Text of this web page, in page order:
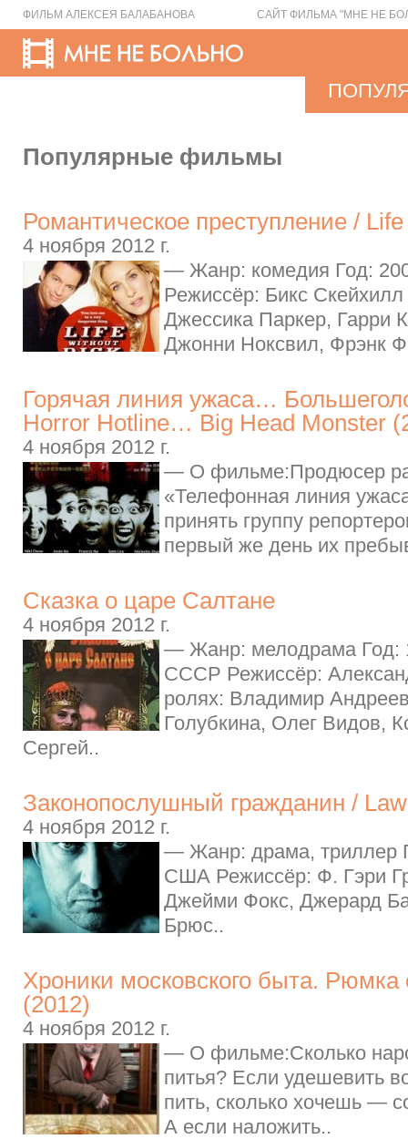
ФИЛЬМ АЛЕКСЕЯ БАЛАБАНОВА САЙТ ФИЛЬМА "МНЕ НЕ
Популярные фильмы
Романтическое преступление /
4 ноября 2012 г.
— Жанр: комедия Год:
Режиссёр: Бикс
Джессика Паркер, Гарри
Джонни Ноксвил, Фрэнк
Горячая линия ужаса…
Horror Hotline… Big Head Monster
4 ноября 2012 г.
— О фильме:Продюсер
«Телефонная линия
принять группу
первый же день их
Сказка о царе Салтане
4 ноября 2012 г.
— Жанр: мелодрама Год:
СССР Режиссёр:
ролях: Владимир
Голубкина, Олег Видов,
Сергей..
Законопослушный гражданин /
4 ноября 2012 г.
— Жанр: драма, триллер
США Режиссёр: Ф. Гэри
Джейми Фокс, Джерард
Брюс..
Хроники московского быта. Рюмка
(2012)
4 ноября 2012 г.
— О фильме:Сколько
питья? Если удешевить
пить, сколько хочешь —
А если наложить..